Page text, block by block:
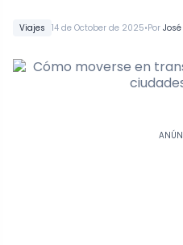
Viajes 14 de October de 2025•Por